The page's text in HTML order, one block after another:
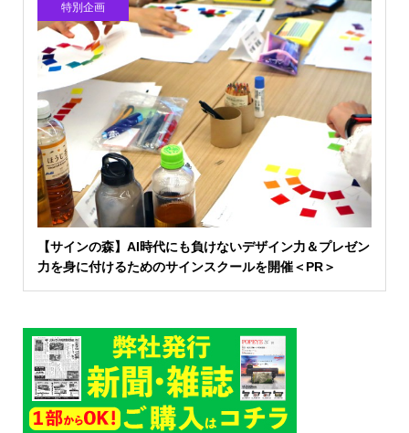
特別企画
【サインの森】AI時代にも負けないデザイン力＆プレゼン
力を身に付けるためのサインスクールを開催＜PR＞